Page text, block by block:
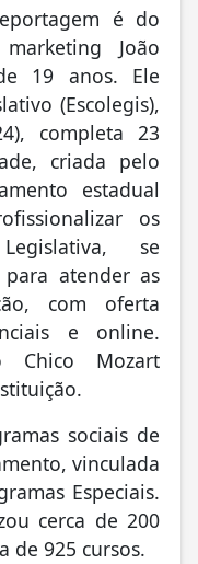
é do
João
19 anos. Ele
(Escolegis),
completa 23
criada pelo
estadual
os
se
atender as
com oferta
e online.
Chico Mozart
sociais de
vinculada
Especiais.
cerca de 200
de 925 cursos.